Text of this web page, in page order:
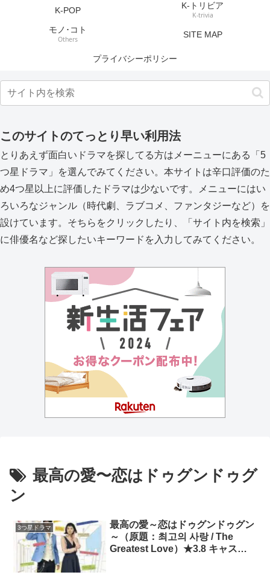
K-POP K-トリビア
K-trivia
モノ･コト
Others SITE MAP
プライバシーポリシー
このサイトのてっとり早い利用法
とりあえず面白いドラマを探してる方はメーニューにある「5
つ星ドラマ」を選んでみてください。本サイトは辛口評価のた
め4つ星以上に評価したドラマは少ないです。メニューにはい
ろいろなジャンル（時代劇、ラブコメ、ファンタジーなど）を
設けています。そちらをクリックしたり、「サイト内を検索」
に俳優名など探したいキーワードを入力してみてください。
最高の愛〜恋はドゥグンドゥグ
ン
3つ星ドラマ
最高の愛～恋はドゥグンドゥグン
～（原題：최고의 사랑 / The
Greatest Love）★3.8 キャス